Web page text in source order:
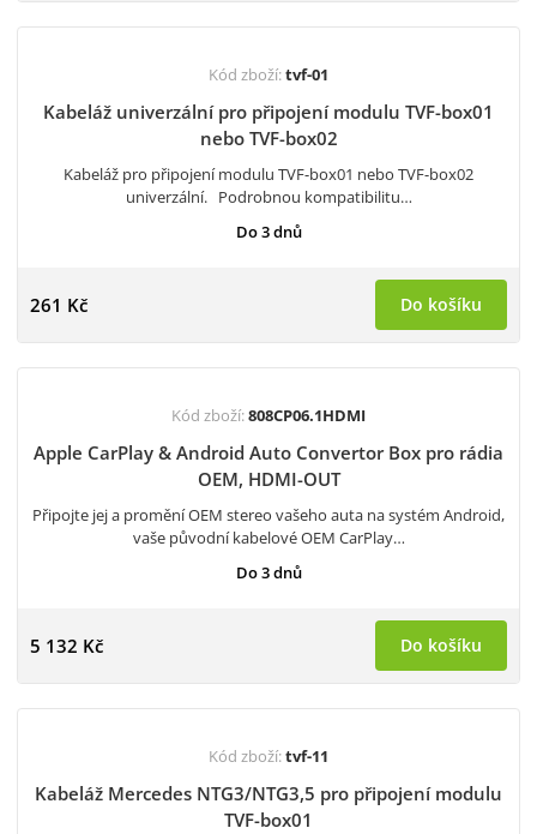
Kód zboží:tvf-01
Kabeláž univerzální pro připojení modulu TVF-box01
nebo TVF-box02
Kabeláž pro připojení modulu TVF-box01 nebo TVF-box02
univerzální. Podrobnou kompatibilitu…
Do 3 dnů
261 Kč Do košíku
Kód zboží:808CP06.1HDMI
Apple CarPlay & Android Auto Convertor Box pro rádia
OEM, HDMI-OUT
Připojte jej a promění OEM stereo vašeho auta na systém Android,
vaše původní kabelové OEM CarPlay…
Do 3 dnů
5 132 Kč Do košíku
Kód zboží:tvf-11
Kabeláž Mercedes NTG3/NTG3,5 pro připojení modulu
TVF-box01